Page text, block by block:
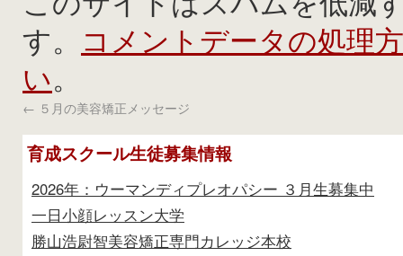
す。
コメントデータの処理
い。
← ５月の美容矯正メッセージ
育成スクール生徒募集情報
2026年：ウーマンディプレオパシー ３月生募集中
一日小顔レッスン大学
勝山浩尉智美容矯正専門カレッジ本校